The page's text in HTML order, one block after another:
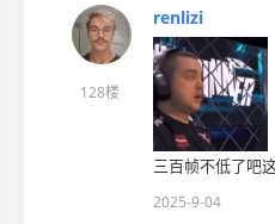
128楼
renlizi
三百帧不低了吧
2025-9-04